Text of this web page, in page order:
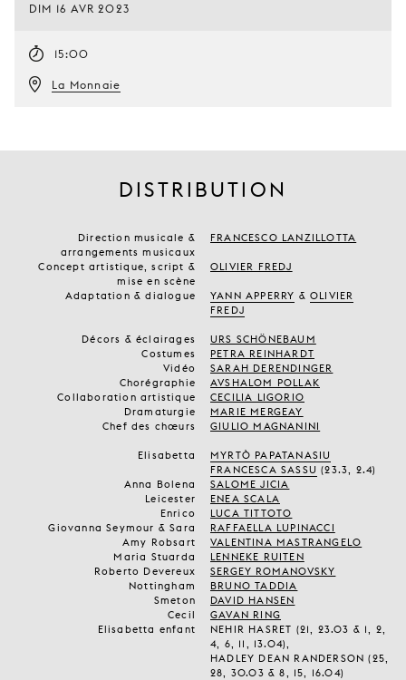
DIM 16 AVR 2023
15:00
La Monnaie
DISTRIBUTION
Direction musicale &
arrangements musicaux
FRANCESCO LANZILLOTTA
Concept artistique, script &
mise en scène
OLIVIER FREDJ
Adaptation & dialogue YANN APPERRY &OLIVIER
FREDJ
Décors & éclairages
URS SCHÖNEBAUM
Costumes
PETRA REINHARDT
Vidéo
SARAH DERENDINGER
Chorégraphie
AVSHALOM POLLAK
Collaboration artistique
CECILIA LIGORIO
Dramaturgie
MARIE MERGEAY
Chef des chœurs
GIULIO MAGNANINI
Elisabetta
MYRTÒ PAPATANASIU
FRANCESCA SASSU (23.3, 2.4)
Anna Bolena
SALOME JICIA
Leicester
ENEA SCALA
Enrico
LUCA TITTOTO
Giovanna Seymour & Sara
RAFFAELLA LUPINACCI
Amy Robsart
VALENTINA MASTRANGELO
Maria Stuarda
LENNEKE RUITEN
Roberto Devereux
SERGEY ROMANOVSKY
Nottingham
BRUNO TADDIA
Smeton
DAVID HANSEN
Cecil
GAVAN RING
Elisabetta enfant
NEHIR HASRET (21, 23.03 & 1, 2,
4, 6, 11, 13.04),
HADLEY DEAN RANDERSON (25,
28, 30.03 & 8, 15, 16.04)